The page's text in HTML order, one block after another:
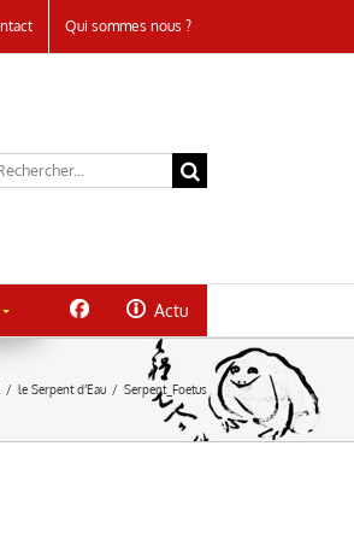
Qui sommes nous ?
Actu
/ le Serpent d’Eau / Serpent_Foetus